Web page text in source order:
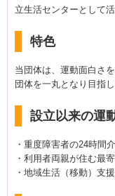
立生活センターとして活
特色
当団体は、運動面白さ
団体を一丸となり目指し
設立以来の運
・重度障害者の24時間
・利用者両親が住む最
・地域生活（移動）支